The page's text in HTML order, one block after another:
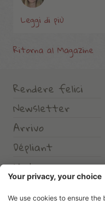
Leggi di più
Ritorna al Magazine
Rendere felici
Newsletter
Arrivo
Dépliant
Meteo
Erlebnishotel